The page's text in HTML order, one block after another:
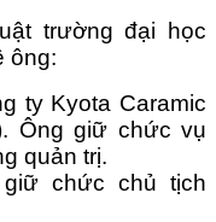
trường đại học
ông:
ty Kyota Caramic
Ông giữ chức vụ
quản trị.
chức chủ tịch